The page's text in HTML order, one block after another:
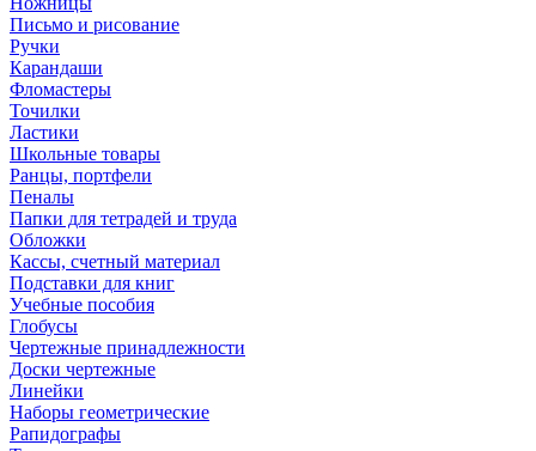
Письмо и рисование
Ручки
Карандаши
Фломастеры
Точилки
Ластики
Школьные товары
Ранцы, портфели
Пеналы
Папки для тетрадей и труда
Обложки
Кассы, счетный материал
Подставки для книг
Учебные пособия
Глобусы
Чертежные принадлежности
Доски чертежные
Линейки
Наборы геометрические
Рапидографы